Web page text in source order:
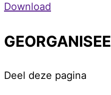
Download
Deel deze pagina